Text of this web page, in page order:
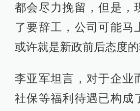
都会尽力挽留，但是，
了要辞工，公司可能马
或许就是新政前后态度的
李亚军坦言，对于企业
社保等福利待遇已构成